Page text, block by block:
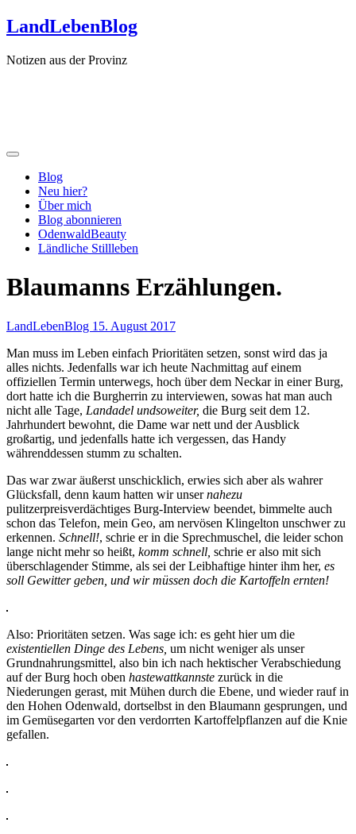
Zum
Inhalt
LandLebenBlog
Notizen aus der Provinz
Blog
Neu hier?
Über mich
Blog abonnieren
OdenwaldBeauty
Ländliche Stillleben
Blaumanns Erzählungen.
LandLebenBlog 15. August 2017
Man muss im Leben einfach Prioritäten setzen, sonst wird das ja
alles nichts. Jedenfalls war ich heute Nachmittag auf einem
offiziellen Termin unterwegs, hoch über dem Neckar in einer Burg,
dort hatte ich die Burgherrin zu interviewen, sowas hat man auch
nicht alle Tage, Landadel undsoweiter, die Burg seit dem 12.
Jahrhundert bewohnt, die Dame war nett und der Ausblick
großartig, und jedenfalls hatte ich vergessen, das Handy
währenddessen stumm zu schalten.
Das war zwar äußerst unschicklich, erwies sich aber als wahrer
Glücksfall, denn kaum hatten wir unsernahezu
pulitzerpreisverdächtiges Burg-Interview beendet, bimmelte auch
schon das Telefon, mein Geo, am nervösen Klingelton unschwer zu
erkennen. Schnell!, schrie er in die Sprechmuschel, die leider schon
lange nicht mehr so heißt, komm schnell, schrie er also mit sich
überschlagender Stimme, als sei der Leibhaftige hinter ihm her, es
soll Gewitter geben, und wir müssen doch die Kartoffeln ernten!
Also: Prioritäten setzen. Was sage ich: es geht hier um die
existentiellen Dinge des Lebens, um nicht weniger als unser
Grundnahrungsmittel, also bin ich nach hektischer Verabschiedung
auf der Burg hoch oben hastewattkannste zurück in die
Niederungen gerast, mit Mühen durch die Ebene, und wieder rauf in
den Hohen Odenwald, dortselbst in den Blaumann gesprungen, und
im Gemüsegarten vor den verdorrten Kartoffelpflanzen auf die Knie
gefallen.